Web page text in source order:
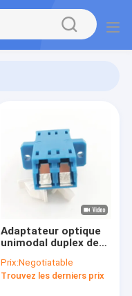
Adaptateur optique
unimodal duplex de
pour la mise en
réseau
Prix:Negotiatable
Trouvez les derniers prix